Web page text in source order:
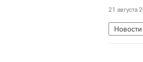
21 августа
Завод